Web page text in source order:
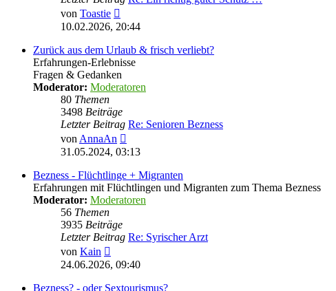
von Toastie
Beitrag
10.02.2026, 20:44
Zurück aus dem Urlaub & frisch verliebt?
Erfahrungen-Erlebnisse
Fragen & Gedanken
Moderator: Moderatoren
80 Themen
3498 Beiträge
Letzter Beitrag Re: Senioren Bezness
von AnnaAn
Beitrag
31.05.2024, 03:13
Bezness - Flüchtlinge + Migranten
Erfahrungen mit Flüchtlingen und Migranten zum Thema Bezness
Moderator: Moderatoren
56 Themen
3935 Beiträge
Letzter Beitrag Re: Syrischer Arzt
von Kain
Beitrag
24.06.2026, 09:40
Bezness? - oder Sextourismus?